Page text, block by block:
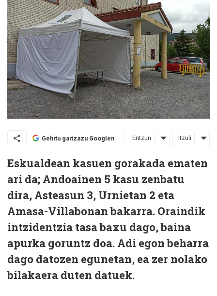
Gehitu gaitzazu Googlen Entzun Itzuli
Eskualdean kasuen gorakada ematen
ari da; Andoainen 5 kasu zenbatu
dira, Asteasun 3, Urnietan 2 eta
Amasa-Villabonan bakarra. Oraindik
intzidentzia tasa baxu dago, baina
apurka goruntz doa. Adi egon beharra
dago datozen egunetan, ea zer nolako
bilakaera duten datuek.